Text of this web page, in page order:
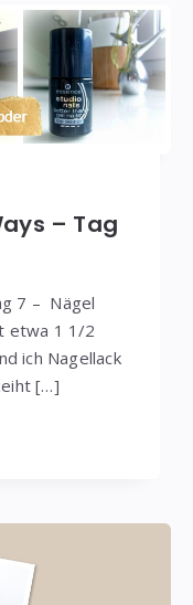
– Tag
7 – Nägel
etwa 1 1/2
ich Nagellack
[…]